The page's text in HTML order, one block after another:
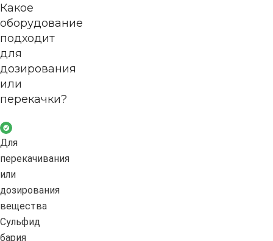
Какое
оборудование
подходит
для
дозирования
или
перекачки?
Для
перекачивания
или
дозирования
вещества
Сульфид
бария